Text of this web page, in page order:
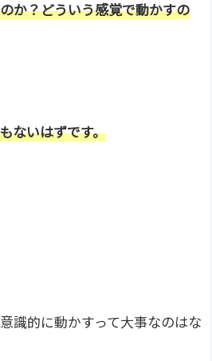
か？どういう感覚で動かすの
ないはずです。
識的に動かすって大事なのはな